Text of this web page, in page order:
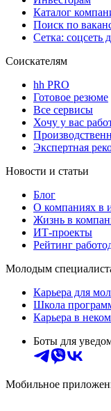
Каталог
Поиск по
Сетка: соцсеть
Соискателям
hh PRO
Готовое резюме
Все сервисы
Хочу у вас
Экспертная
Новости и статьи
Блог
О компаниях в
Жизнь в
ИТ-проекты
Рейтинг
Молодым
Карьера для
Школа
Карьера в
Боты для
Мобильное